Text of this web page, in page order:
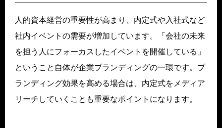
人的資本経営の重要性が高まり、内定式や入社式など
社内イベントの需要が増加しています。「会社の未来
を担う人にフォーカスしたイベントを開催している」
ということ自体が企業ブランディングの一環です。ブ
ランディング効果を高める場合は、内定式をメディア
リーチしていくことも重要なポイントになります。